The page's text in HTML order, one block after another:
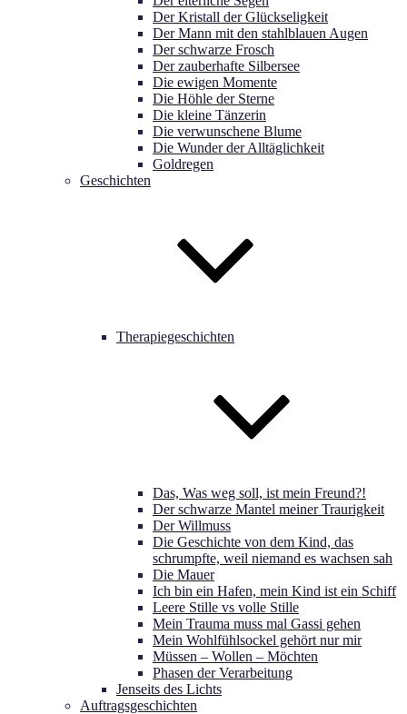
Der Kristall der Glückseligkeit
Der Mann mit den stahlblauen Augen
Der schwarze Frosch
Der zauberhafte Silbersee
Die ewigen Momente
Die Höhle der Sterne
Die kleine Tänzerin
Die verwunschene Blume
Die Wunder der Alltäglichkeit
Goldregen
Geschichten
Therapiegeschichten
Das, Was weg soll, ist mein Freund?!
Der schwarze Mantel meiner Traurigkeit
Der Willmuss
Die Geschichte von dem Kind, das
schrumpfte, weil niemand es wachsen sah
Die Mauer
Ich bin ein Hafen, mein Kind ist ein Schiff
Leere Stille vs volle Stille
Mein Trauma muss mal Gassi gehen
Mein Wohlfühlsockel gehört nur mir
Müssen – Wollen – Möchten
Phasen der Verarbeitung
Jenseits des Lichts
Auftragsgeschichten